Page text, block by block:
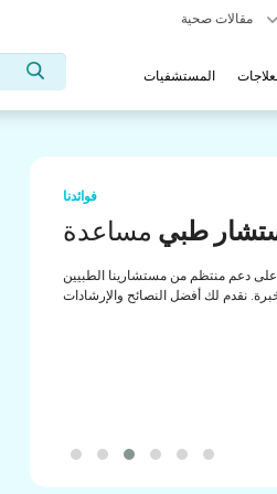
المستشفيات
فوائدنا
طبي مساعدة
دعم منتظم من مستشارينا الطبيين